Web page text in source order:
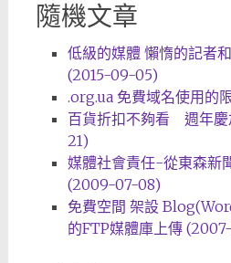
隨機文章
低級的媒體 懶惰的記者
(2015-09-05)
.org.ua 免費域名使用的
百貨折扣不夠看 週年慶
21)
媒體社會責任-從東森新
(2009-07-08)
免費空間 架設
的FTP媒體庫上傳